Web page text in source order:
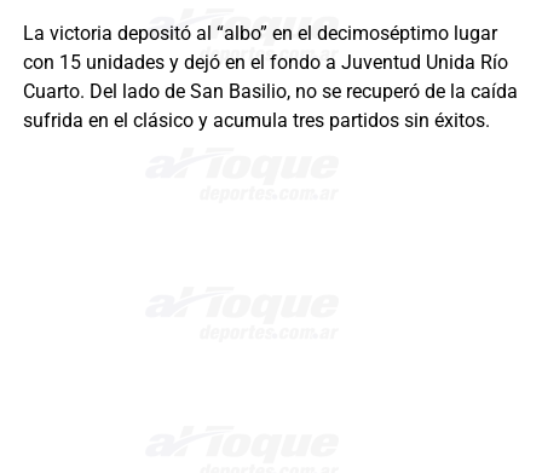
La victoria depositó al “albo” en el decimoséptimo lugar
con 15 unidades y dejó en el fondo a Juventud Unida Río
Cuarto. Del lado de San Basilio, no se recuperó de la caída
sufrida en el clásico y acumula tres partidos sin éxitos.